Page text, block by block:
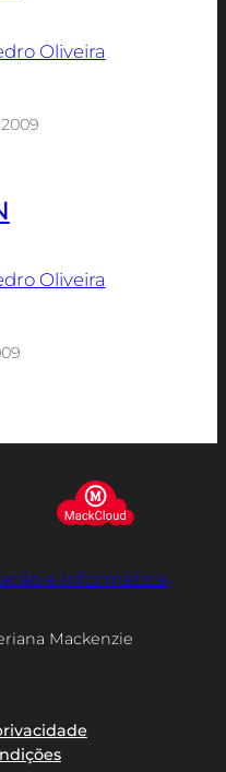
Oliveira
Oliveira
e Informática
Mackenzie